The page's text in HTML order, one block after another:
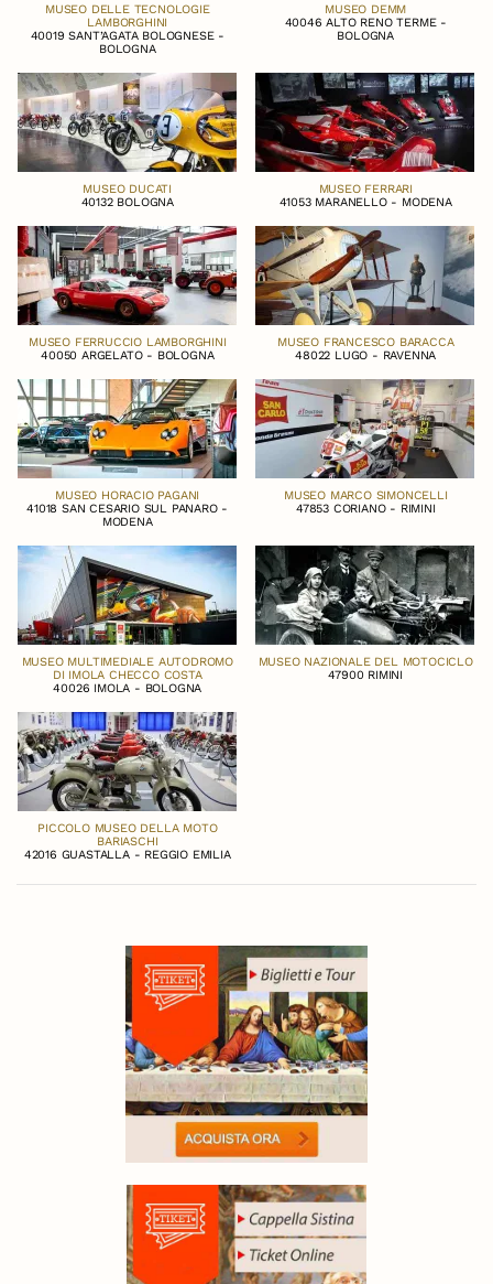
MUSEO DELLE TECNOLOGIE
LAMBORGHINI
40019 SANT’AGATA BOLOGNESE -
BOLOGNA
MUSEO DEMM
40046 ALTO RENO TERME -
BOLOGNA
MUSEO DUCATI
40132 BOLOGNA
MUSEO FERRARI
41053 MARANELLO - MODENA
MUSEO FERRUCCIO LAMBORGHINI
40050 ARGELATO - BOLOGNA
MUSEO FRANCESCO BARACCA
48022 LUGO - RAVENNA
MUSEO HORACIO PAGANI
41018 SAN CESARIO SUL PANARO -
MODENA
MUSEO MARCO SIMONCELLI
47853 CORIANO - RIMINI
MUSEO MULTIMEDIALE AUTODROMO
DI IMOLA CHECCO COSTA
40026 IMOLA - BOLOGNA
MUSEO NAZIONALE DEL MOTOCICLO
47900 RIMINI
PICCOLO MUSEO DELLA MOTO
BARIASCHI
42016 GUASTALLA - REGGIO EMILIA